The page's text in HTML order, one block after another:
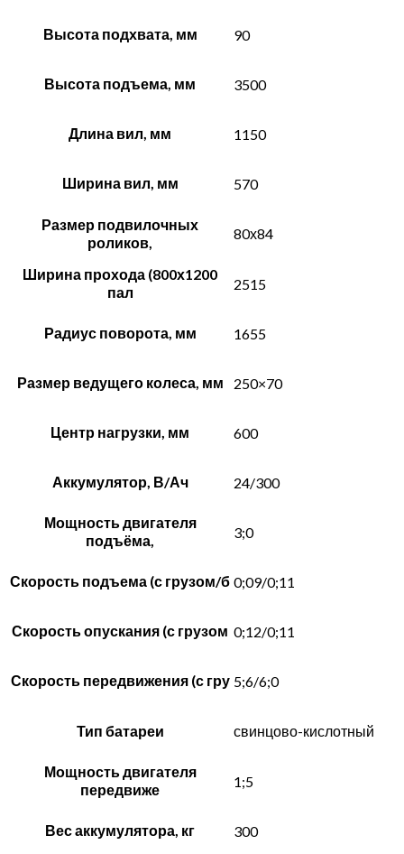
Высота подхвата, мм 90
Высота подъема, мм 3500
Длина вил, мм 1150
Ширина вил, мм 570
Размер подвилочных
роликов,
80х84
Ширина прохода (800х1200
пал
2515
Радиус поворота, мм 1655
Размер ведущего колеса, мм 250×70
Центр нагрузки, мм 600
Аккумулятор, В/Ач 24/300
Мощность двигателя
подъёма,
3;0
Скорость подъема (с грузом/б 0;09/0;11
Скорость опускания (с грузом 0;12/0;11
Скорость передвижения (с гру 5;6/6;0
Тип батареи свинцово-кислотный
Мощность двигателя
передвиже
1;5
Вес аккумулятора, кг 300